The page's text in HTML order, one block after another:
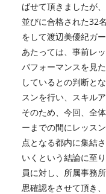
ばせて頂きましたが
並びに合格された32
をして渡辺美優紀ガ
あたっては、事前レ
パフォーマンスを見
しているとの判断と
スンを行い、スキル
そのため、今回、全
ーまでの間にレッス
点となる都内に集結
いくという結論に至
員に対し、所属事務
思確認をさせて頂き